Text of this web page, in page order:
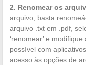
2. Renomear os
arquivo, basta
arquivo .txt em .pdf,
‘renomear’ e
possível com
acesso às opções de